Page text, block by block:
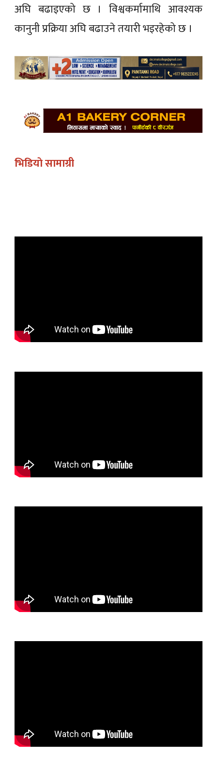
अघि बढाइएको छ । विश्वकर्मामाथि आवश्यक
कानुनी प्रक्रिया अघि बढाउने तयारी भइरहेको छ ।
भिडियाे सामाग्री